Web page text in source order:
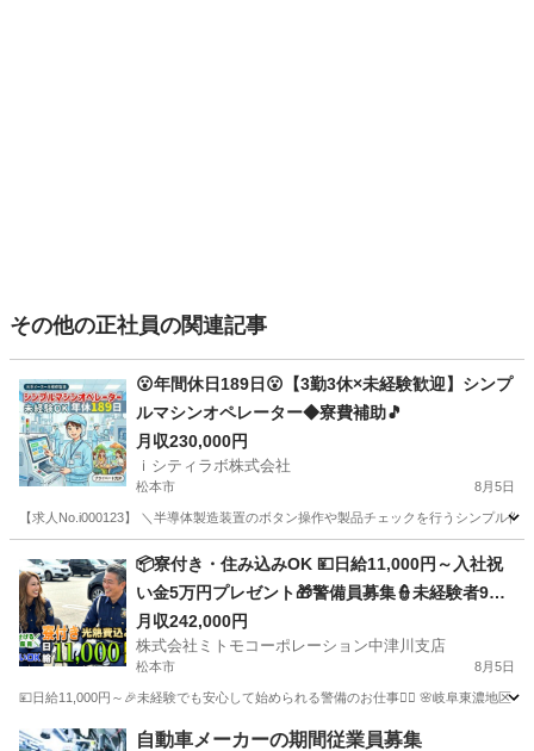
その他の正社員の関連記事
😮年間休日189日😮【3勤3休×未経験歓迎】シンプ
ルマシンオペレーター◆寮費補助🎵
月収230,000円
ｉシティラボ株式会社
松本市 8月5日
【求人No.i000123】 ＼半導体製造装置のボタン操作や製品チェックを行うシンプル
その他
📦寮付き・住み込みOK 💴日給11,000円～入社祝
い金5万円プレゼント🎁警備員募集👮未経験者9割
以上🔰丁寧な研修で安心デビュー📖日払い対応あ
り💸Web面接で全国から応募可能🌏岐阜県中津川
市で働こう📍
月収242,000円
株式会社ミトモコーポレーション中津川支店
松本市 8月5日
💴日給11,000円～🎉未経験でも安心して始められる警備のお仕事👮‍♂️ 🌸岐阜東濃地区
長野 松本市 その他 未経験
自動車メーカーの期間従業員募集